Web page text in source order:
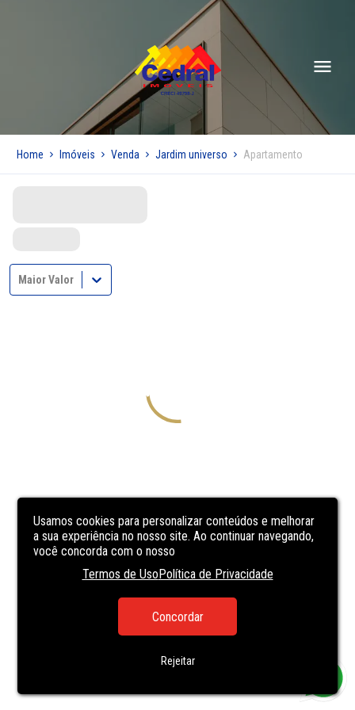
Usamos cookies para personalizar conteúdos e melhorar
a sua experiência no nosso site. Ao continuar navegando,
você concorda com o nosso
Termos de UsoPolítica de Privacidade
Concordar
Rejeitar
Home Imóveis Venda Jardim universo Apartamento
Maior Valor